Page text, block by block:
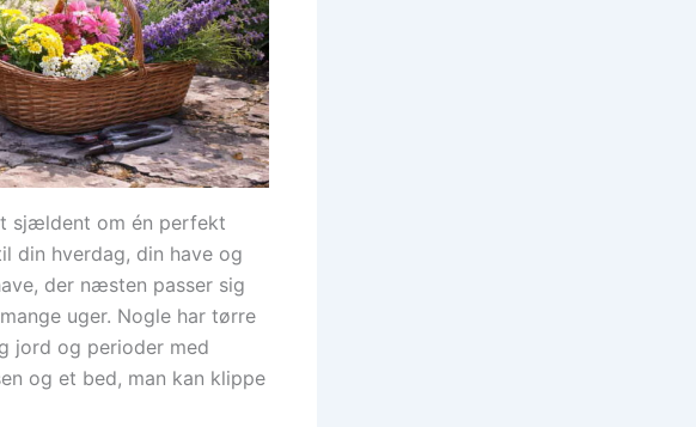
sjældent om én perfekt
din hverdag, din have og
der næsten passer sig
uger. Nogle har tørre
jord og perioder med
og et bed, man kan klippe